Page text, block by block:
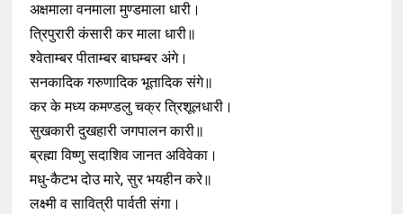
अक्षमाला वनमाला मुण्डमाला धारी।
त्रिपुरारी कंसारी कर माला धारी॥
श्वेताम्बर पीताम्बर बाघम्बर अंगे।
सनकादिक गरुणादिक भूतादिक संगे॥
कर के मध्य कमण्डलु चक्र त्रिशूलधारी।
सुखकारी दुखहारी जगपालन कारी॥
ब्रह्मा विष्णु सदाशिव जानत अविवेका।
मधु-कैटभ दो‌उ मारे, सुर भयहीन करे॥
लक्ष्मी व सावित्री पार्वती संगा।